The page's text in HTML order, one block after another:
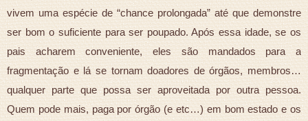
vivem uma espécie de “chance prolongada” até que demonstre
ser bom o suficiente para ser poupado. Após essa idade, se os
pais acharem conveniente, eles são mandados para a
fragmentação e lá se tornam doadores de órgãos, membros…
qualquer parte que possa ser aproveitada por outra pessoa.
Quem pode mais, paga por órgão (e etc…) em bom estado e os